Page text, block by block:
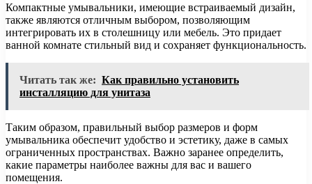
Компактные умывальники, имеющие встраиваемый дизайн,
также являются отличным выбором, позволяющим
интегрировать их в столешницу или мебель. Это придает
ванной комнате стильный вид и сохраняет функциональность.
Читать так же: Как правильно установить
инсталляцию для унитаза
Таким образом, правильный выбор размеров и форм
умывальника обеспечит удобство и эстетику, даже в самых
ограниченных пространствах. Важно заранее определить,
какие параметры наиболее важны для вас и вашего
помещения.